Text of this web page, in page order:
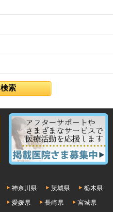
神奈川県 茨城県
栃木県
愛媛県 長崎県
宮城県